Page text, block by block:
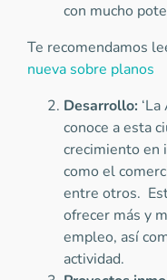
con mucho
Te recomendamos
nueva sobre planos
Desarrollo:
conoce a esta
crecimiento en
como el
entre otros.
ofrecer más y
empleo, así
actividad.